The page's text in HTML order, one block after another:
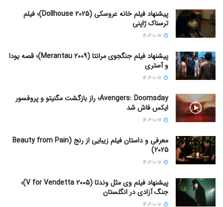
پیشنهاد فیلم خانه عروسکی (Dollhouse 2025)؛ فیلم
ترسناک ژاپنی
پیشنهاد فیلم جنگجوی مرانتا (Merantau 2009)؛ قصه یودا
و آستری
Avengers: Doomsday؛ راز بازگشت مگنیتو و پروفسور
ایکس فاش شد
معرفی و داستان فیلم زیبایی از رنج (Beauty from Pain
2025)
پیشنهاد فیلم وی مثل وندتا (V for Vendetta 2005)؛
جنگ آزادی در انگلستان